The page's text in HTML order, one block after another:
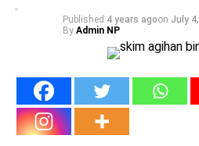
Published 4 years agoon July
By Admin NP